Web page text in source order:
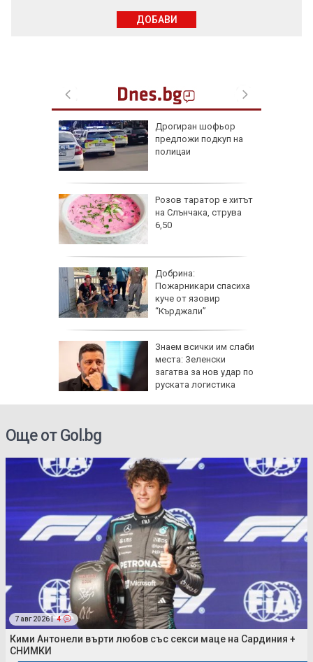
Дрогиран шофьор
предложи подкуп на
полицаи
Розов таратор е хитът
на Слънчака, струва
6,50
Добрина:
Пожарникари спасиха
куче от язовир
“Кърджали”
Знаем всички им слаби
места: Зеленски
загатва за нов удар по
руската логистика
ДОБАВИ
Още от Gol.bg
7 авг 2026 | 4
Кими Антонели върти любов със секси маце на Сардиния +
СНИМКИ